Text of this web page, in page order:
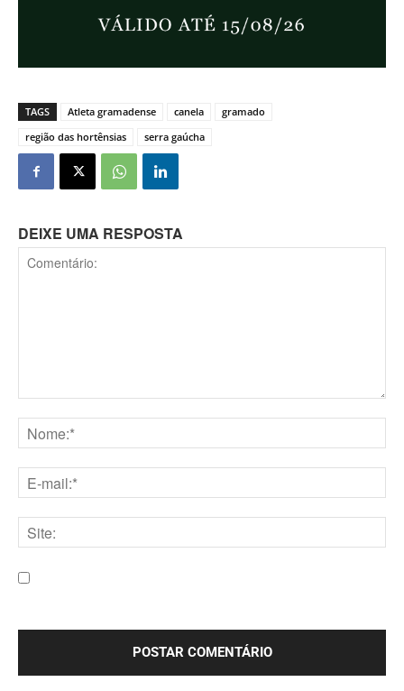
TAGS Atleta gramadense canela
gramado
região das hortênsias
serra gaúcha
DEIXE UMA RESPOSTA
mail:*